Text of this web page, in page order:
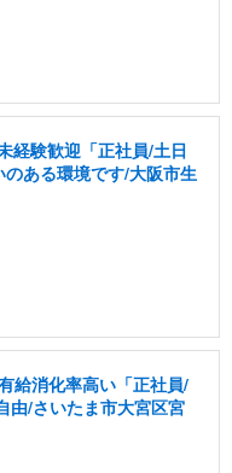
経験歓迎「正社員/土日
ある環境です/大阪市生
給消化率高い「正社員/
由/さいたま市大宮区宮